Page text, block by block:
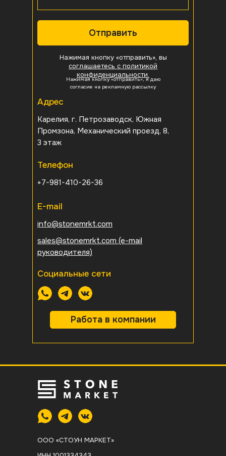
Адрес
Карелия, г. Петрозаводск, Южная
Промзона, Механический проезд, 8,
3 этаж
Телефон
+7-981-410-26-36
E-mail
info@stonemrkt.com
sales@stonemrkt.com (e-mail
руководителя)
Социальные сети
Работа в компании
Отправить
Нажимая кнопку «отправить», вы
соглашаетесь с политикой
конфиденциальности.
Нажимая кнопку «отправить», я даю
согласие на рекламную рассылку
ООО «СТОУН МАРКЕТ»